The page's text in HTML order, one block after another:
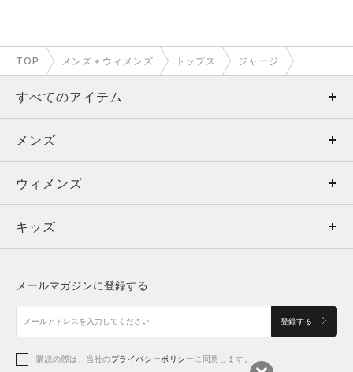
TOP メンズ＋ウィメンズ トップス ジャージ
すべてのアイテム
メンズ
ウィメンズ
キッズ
アクセサリー
メンズ
トップス
ボトムス
アクセサリー
ウィメンズ
トップス
シューズ
アクセサリー
キッズ
シューズ
メールマガジンに登録する
登録する
購読の際は、当社のプライバシーポリシーに同意します。